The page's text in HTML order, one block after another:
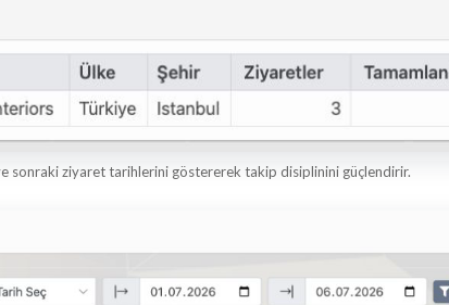
sonraki ziyaret tarihlerini göstererek takip disiplinini güçlendirir.